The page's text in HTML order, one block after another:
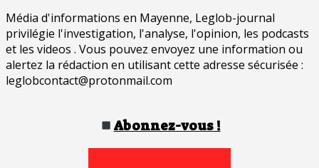
Média d'informations en Mayenne, Leglob-journal
privilégie l'investigation, l'analyse, l'opinion, les podcasts
et les videos . Vous pouvez envoyez une information ou
alertez la rédaction en utilisant cette adresse sécurisée :
leglobcontact@protonmail.com
Abonnez-vous !